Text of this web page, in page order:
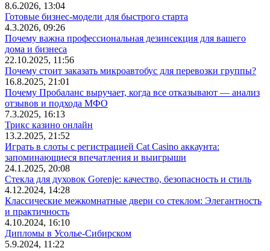
8.6.2026, 13:04
Готовые бизнес-модели для быстрого старта
4.3.2026, 09:26
Почему важна профессиональная дезинсекция для вашего
дома и бизнеса
22.10.2025, 11:56
Почему стоит заказать микроавтобус для перевозки группы?
16.8.2025, 21:01
Почему Пробаланс выручает, когда все отказывают — анализ
отзывов и подхода МФО
7.3.2025, 16:13
Трикс казино онлайн
13.2.2025, 21:52
Играть в слоты с регистрацией Cat Casino аккаунта:
запоминающиеся впечатления и выигрыши
24.1.2025, 20:08
Стекла для духовок Gorenje: качество, безопасность и стиль
4.12.2024, 14:28
Классические межкомнатные двери со стеклом: Элегантность
и практичность
4.10.2024, 16:10
Дипломы в Усолье-Сибирском
5.9.2024, 11:22